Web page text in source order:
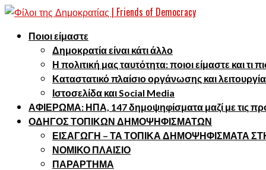
Ποιοι είμαστε
Δημοκρατία είναι κάτι άλλο
Η πολιτική μας ταυτότητα: ποιοι είμαστε και τι
Καταστατικό πλαίσιο οργάνωσης και
Ιστοσελίδα και Social Media
ΑΦΙΕΡΩΜΑ: ΗΠΑ, 147 δημοψηφίσματα μαζί με τις
ΟΔΗΓΟΣ ΤΟΠΙΚΩΝ ΔΗΜΟΨΗΦΙΣΜΑΤΩΝ
ΕΙΣΑΓΩΓΗ – ΤΑ ΤΟΠΙΚΑ ΔΗΜΟΨΗΦΙΣΜΑΤΑ
ΝΟΜΙΚΟ ΠΛΑΙΣΙΟ
ΠΑΡΑΡΤΗΜΑ